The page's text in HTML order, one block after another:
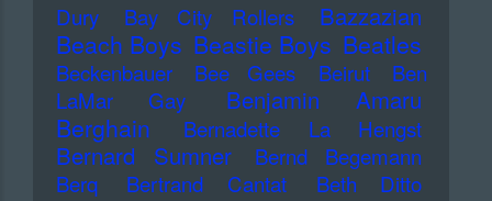
Dury
Bay City Rollers Bazzazian
Beach Boys Beastie Boys Beatles
Beckenbauer Bee Gees Beirut
Ben
LaMar Gay
Benjamin Amaru
Berghain Bernadette La Hengst
Bernard Sumner
Bernd Begemann
Berq
Bertrand Cantat Beth Ditto